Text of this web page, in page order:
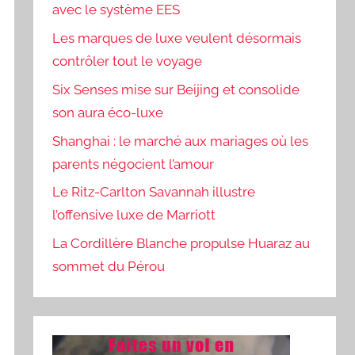
avec le système EES
Les marques de luxe veulent désormais
contrôler tout le voyage
Six Senses mise sur Beijing et consolide
son aura éco-luxe
Shanghai : le marché aux mariages où les
parents négocient l’amour
Le Ritz-Carlton Savannah illustre
l’offensive luxe de Marriott
La Cordillère Blanche propulse Huaraz au
sommet du Pérou